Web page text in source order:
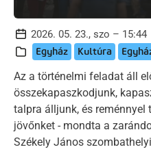
2026. 05. 23., szo – 15:44
Egyház Kultúra
Az a történelmi feladat áll
összekapaszkodjunk,
talpra álljunk, és reménnyel
jövőnket - mondta a
Székely János